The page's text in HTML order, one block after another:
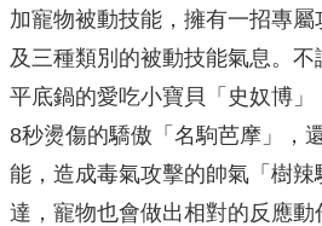
加寵物被動技能，擁有一招專
及三種類別的被動技能氣息。
平底鍋的愛吃小寶貝「史奴博
8秒燙傷的驕傲「名駒芭摩」，
能，造成毒氣攻擊的帥氣「樹
達，寵物也會做出相對的反應